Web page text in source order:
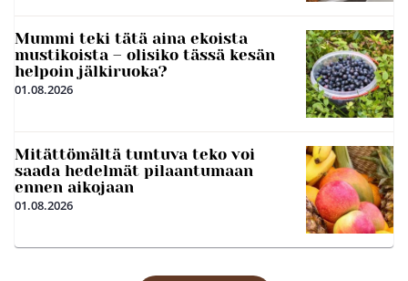
Mummi teki tätä aina ekoista
mustikoista – olisiko tässä kesän
helpoin jälkiruoka?
01.08.2026
Mitättömältä tuntuva teko voi
saada hedelmät pilaantumaan
ennen aikojaan
01.08.2026